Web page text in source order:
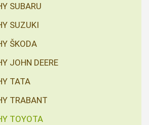
SUBARU
SUZUKI
ŠKODA
JOHN DEERE
TATA
TRABANT
TOYOTA